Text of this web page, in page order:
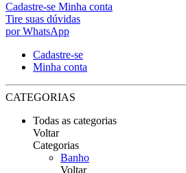
Cadastre-se Minha conta
Tire suas dúvidas
por WhatsApp
Cadastre-se
Minha conta
CATEGORIAS
Todas as categorias
Voltar
Categorias
Banho
Voltar